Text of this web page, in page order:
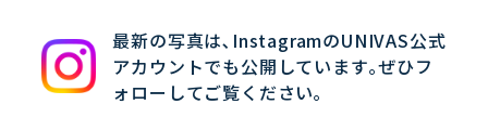
最新の写真は､InstagramのUNIVAS公式
アカウントでも公開しています｡ぜひフ
ォローしてご覧ください｡